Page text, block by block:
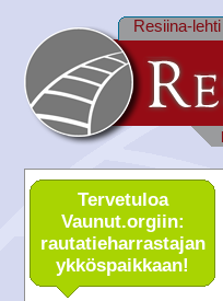
Resiina-lehti
Tervetuloa
Vaunut.orgiin:
rautatie­harrastajan
ykkös­paikkaan!